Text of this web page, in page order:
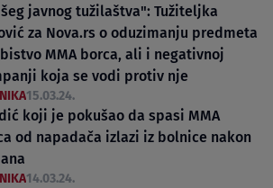
javnog tužilaštva": Tužiteljka
za Nova.rs o oduzimanju predmeta
MMA borca, ali i negativnoj
koja se vodi protiv nje
15.03.24.
koji je pokušao da spasi MMA
od napadača izlazi iz bolnice nakon
14.03.24.